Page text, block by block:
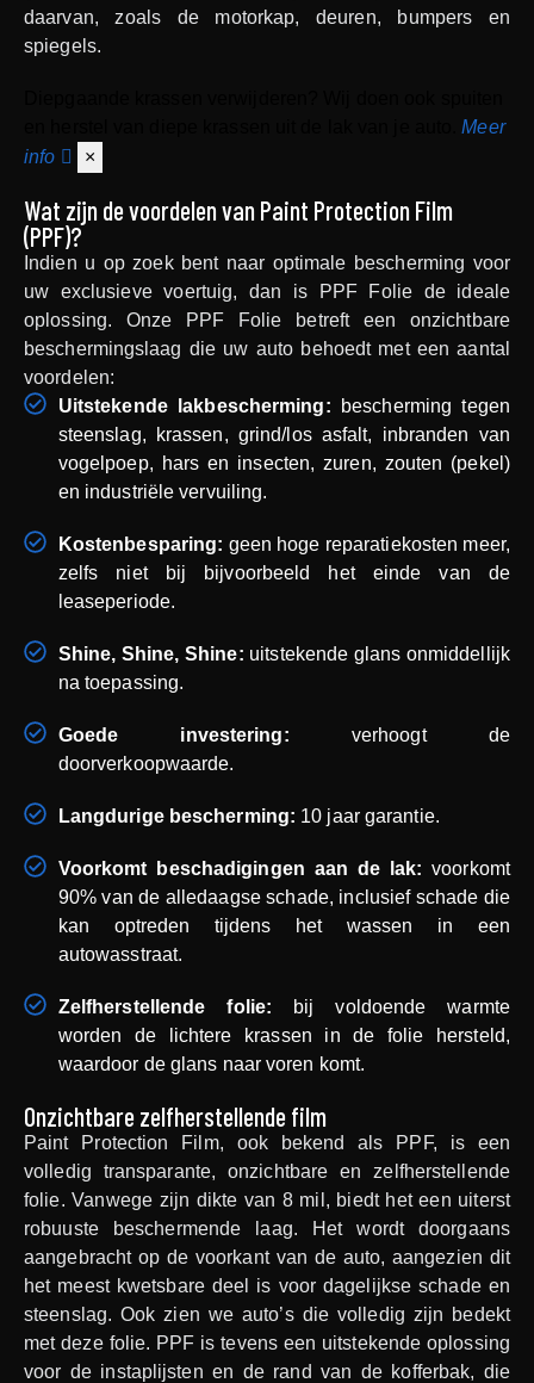
daarvan, zoals de motorkap, deuren, bumpers en
spiegels.
en herstel van diepe krassen uit de lak van je auto.Meer
info
×
Wat zijn de voordelen van Paint Protection Film
(PPF)?
Indien u op zoek bent naar optimale bescherming voor
uw exclusieve voertuig, dan is PPF Folie de ideale
oplossing. Onze PPF Folie betreft een onzichtbare
beschermingslaag die uw auto behoedt met een aantal
voordelen:
Uitstekende lakbescherming: bescherming tegen
steenslag, krassen, grind/los asfalt, inbranden van
vogelpoep, hars en insecten, zuren, zouten (pekel)
en industriële vervuiling.
Kostenbesparing: geen hoge reparatiekosten meer,
zelfs niet bij bijvoorbeeld het einde van de
leaseperiode.
Shine, Shine, Shine: uitstekende glans onmiddellijk
na toepassing.
Goede investering: verhoogt de
doorverkoopwaarde.
Langdurige bescherming: 10 jaar garantie.
Voorkomt beschadigingen aan de lak: voorkomt
90% van de alledaagse schade, inclusief schade die
kan optreden tijdens het wassen in een
autowasstraat.
Zelfherstellende folie: bij voldoende warmte
worden de lichtere krassen in de folie hersteld,
waardoor de glans naar voren komt.
Onzichtbare zelfherstellende film
Paint Protection Film, ook bekend als PPF, is een
volledig transparante, onzichtbare en zelfherstellende
folie. Vanwege zijn dikte van 8 mil, biedt het een uiterst
robuuste beschermende laag. Het wordt doorgaans
aangebracht op de voorkant van de auto, aangezien dit
het meest kwetsbare deel is voor dagelijkse schade en
steenslag. Ook zien we auto’s die volledig zijn bedekt
met deze folie. PPF is tevens een uitstekende oplossing
voor de instaplijsten en de rand van de kofferbak, die